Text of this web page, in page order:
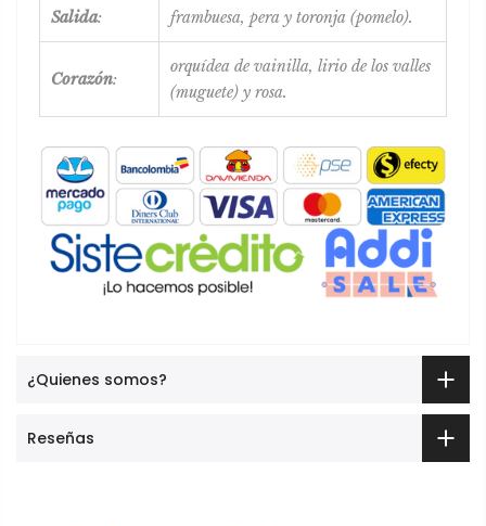
Salida: frambuesa, pera y toronja (pomelo).
Corazón:
orquídea de vainilla, lirio de los valles
(muguete) y rosa.
¿Quienes somos?
Reseñas